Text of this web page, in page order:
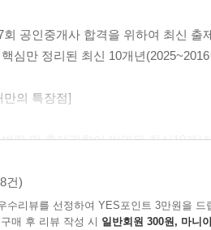
회 공인중개사 합격을 위하여 최신
심만 정리된 최신 10개년
만의 특장점]
령 및 출제경향이 반영된 최신10개
제 구성으로 맞춤 학습이 가능하며,
맞추어 난이도를 선택해 문제를 풀
건)
수리뷰를 선정하여 YES포인트 3만원을 드
매 후 리뷰 작성 시 일반회원 300원, 마니